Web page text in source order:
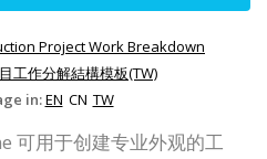
Project Work Breakdown
工作分解結構模板(TW)
in:EN CN TW
可用于创建专业外观的工